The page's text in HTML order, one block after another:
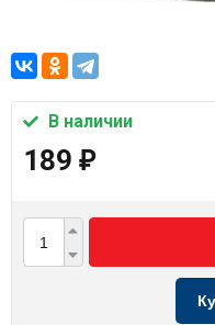
В наличии
189 ₽